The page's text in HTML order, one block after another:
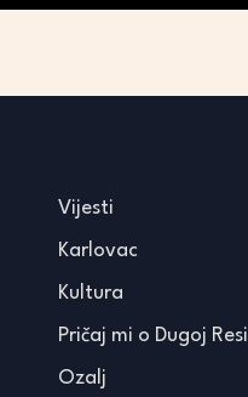
Vijesti
Karlovac
Kultura
Pričaj mi o Dugoj Resi
Ozalj